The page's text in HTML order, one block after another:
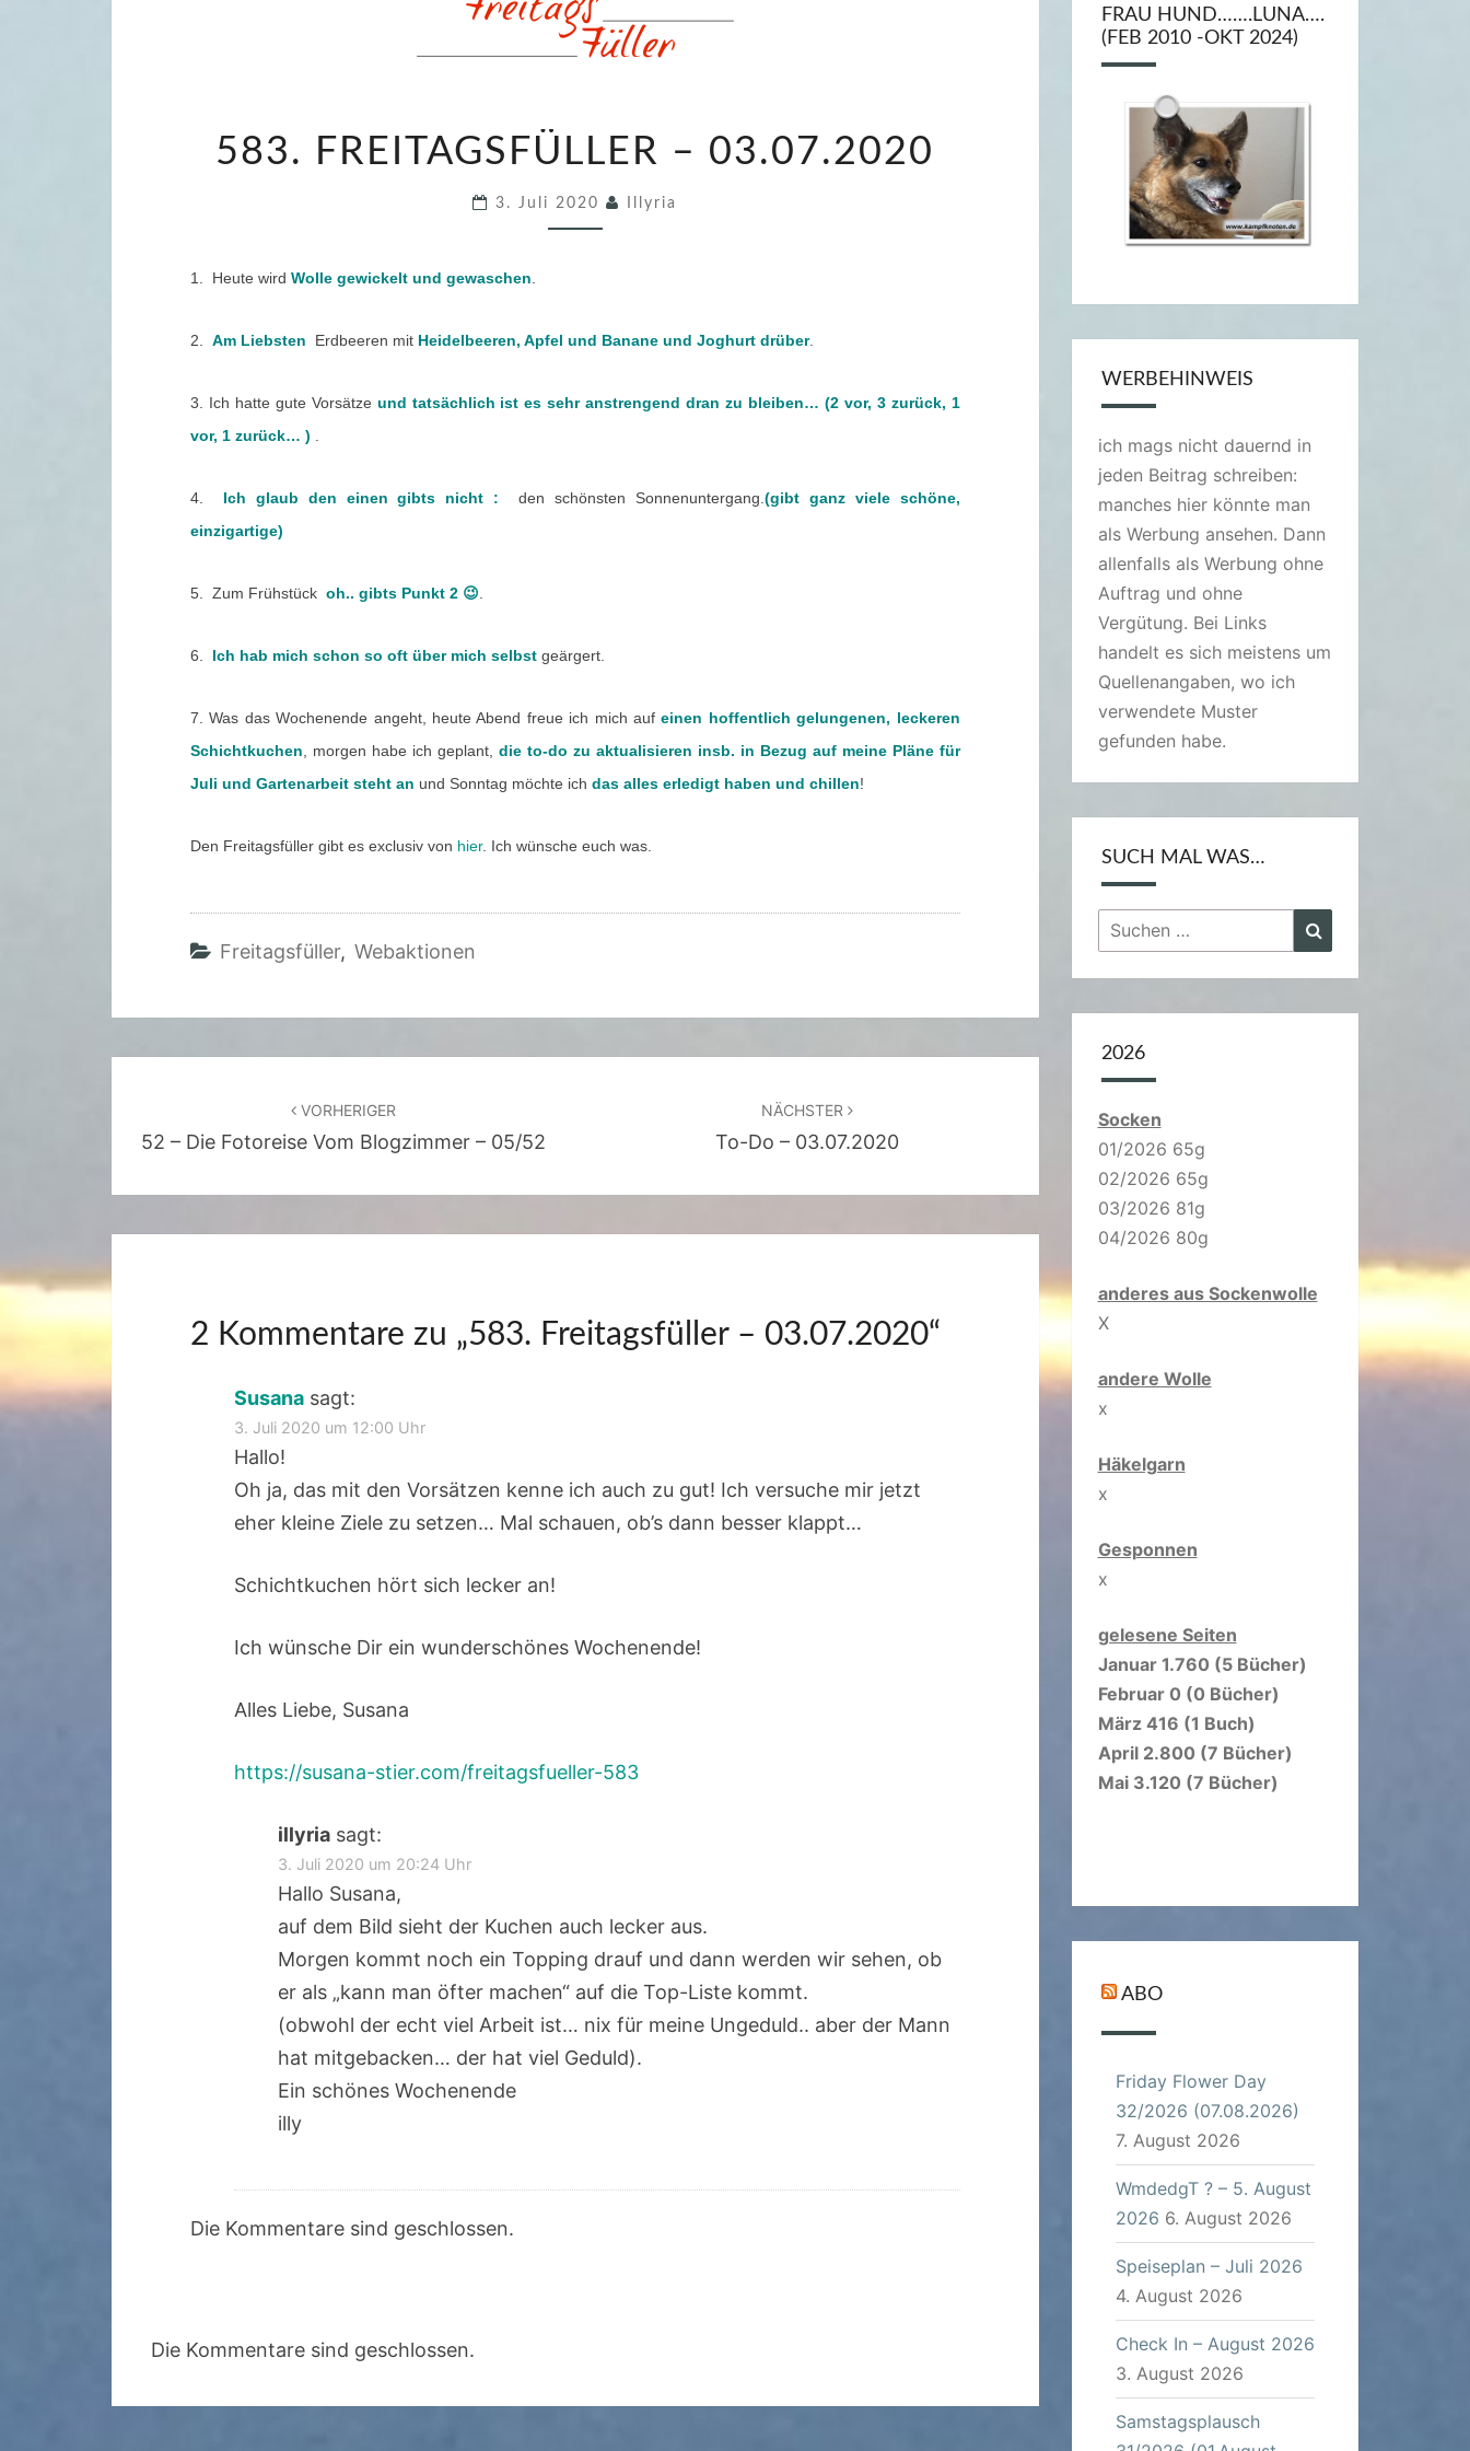
8
I
E
–
0
3
0
.
583. FREITAGSFÜLLER – 03.07.2020
3. Juli 2020 Illyria
1. Heute wird Wolle gewickelt und gewaschen
2. Am Liebsten Erdbeeren mit Heidelbeeren, Apfel und Banane und Joghurt drüber.
3. Ich hatte gute Vorsätze und tatsächlich ist es sehr anstrengend dran zu bleiben… (2 vor, 3 zurück, 1
vor, 1 zurück… )
4. Ich glaub den einen gibts nicht : den schönsten Sonnenuntergang. (gibt ganz viele schöne,
einzigartige)
5. Zum Frühstück oh.. gibts Punkt 2 😉
6. Ich hab mich schon so oft über mich selbst geärgert.
7. Was das Wochenende angeht, heute Abend freue ich mich aufeinen hoffentlich gelungenen, leckeren
Schichtkuchen , morgen habe ich geplant, die to-do zu aktualisieren insb. in Bezug auf meine Pläne für
Juli und Gartenarbeit steht an und Sonntag möchte ich das alles erledigt haben und chillen!
Den Freitagsfüller gibt es exclusiv von hier. Ich wünsche euch was.
Freitagsfüller, Webaktionen
Beitragsnavigation
VORHERIGER
52 – Die Fotoreise Vom Blogzimmer – 05/52
NÄCHSTER
To-Do – 03.07.2020
2 Kommentare zu „583. Freitagsfüller – 03.07.2020“
Susana sagt:
3. Juli 2020 um 12:00 Uhr
Hallo!
Oh ja, das mit den Vorsätzen kenne ich auch zu gut! Ich versuche mir jetzt
eher kleine Ziele zu setzen… Mal schauen, ob’s dann besser klappt…
Schichtkuchen hört sich lecker an!
Ich wünsche Dir ein wunderschönes Wochenende!
Alles Liebe, Susana
https://susana-stier.com/freitagsfueller-583
illyria sagt:
3. Juli 2020 um 20:24 Uhr
Hallo Susana,
auf dem Bild sieht der Kuchen auch lecker aus.
Morgen kommt noch ein Topping drauf und dann werden wir sehen, ob
er als „kann man öfter machen“ auf die Top-Liste kommt.
(obwohl der echt viel Arbeit ist… nix für meine Ungeduld.. aber der Mann
hat mitgebacken… der hat viel Geduld).
Ein schönes Wochenende
illy
Die Kommentare sind geschlossen.
Die Kommentare sind geschlossen.
FRAU HUND…….LUNA….
(FEB 2010 -OKT 2024)
WERBEHINWEIS
ich mags nicht dauernd in
jeden Beitrag schreiben:
manches hier könnte man
als Werbung ansehen. Dann
allenfalls als Werbung ohne
Auftrag und ohne
Vergütung. Bei Links
handelt es sich meistens um
Quellenangaben, wo ich
verwendete Muster
gefunden habe.
SUCH MAL WAS…
Suchen
nach:
2026
Socken
01/2026 65g
02/2026 65g
03/2026 81g
04/2026 80g
anderes aus Sockenwolle
X
andere Wolle
x
Häkelgarn
x
Gesponnen
x
gelesene Seiten
Januar 1.760 (5 Bücher)
Februar 0 (0 Bücher)
März 416 (1 Buch)
April 2.800 (7 Bücher)
Mai 3.120 (7 Bücher)
ABO
Friday Flower Day
32/2026 (07.08.2026)
7. August 2026
WmdedgT ? – 5. August
2026 6. August 2026
Speiseplan – Juli 2026
4. August 2026
Check In – August 2026
3. August 2026
Samstagsplausch